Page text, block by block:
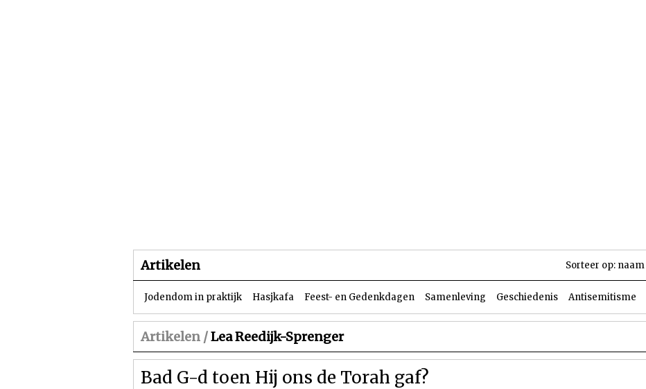
Artikelen Sorteer op: naam
Jodendom in praktijk Hasjkafa Feest- en Gedenkdagen Samenleving Geschiedenis Antisemitisme
Artikelen /Lea Reedijk-Sprenger
Bad G-d toen Hij ons de Torah gaf?